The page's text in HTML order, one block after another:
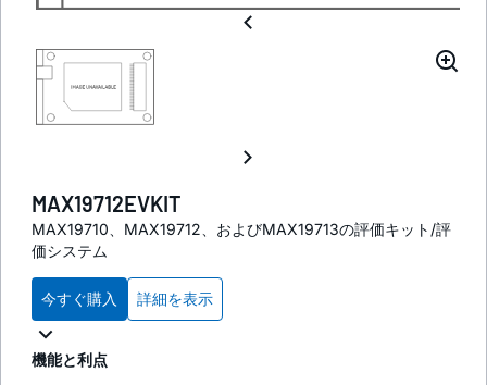
MAX19712EVKIT
MAX19710、MAX19712、およびMAX19713の評価キット/評
価システム
今すぐ購入 詳細を表示
機能と利点